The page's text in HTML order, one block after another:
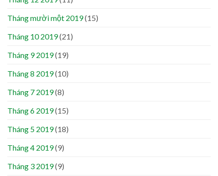
Tháng mười một 2019(15)
Tháng 10 2019(21)
Tháng 9 2019(19)
Tháng 8 2019(10)
Tháng 7 2019(8)
Tháng 6 2019(15)
Tháng 5 2019(18)
Tháng 4 2019(9)
Tháng 3 2019(9)